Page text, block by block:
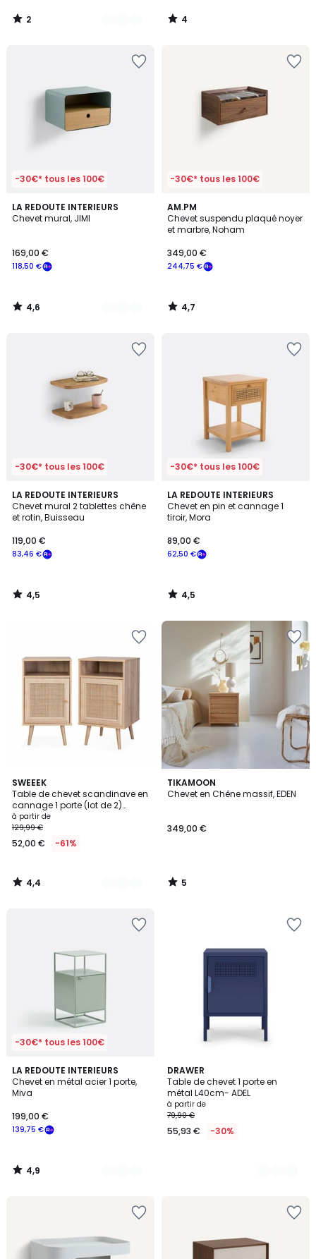
2
/
4
/
-30€* tous les 100€
LA REDOUTE INTERIEURS
Chevet mural, JIMI
118,50 €
169,00 €
4,6
/ 5
3
Couleurs
4,6
/
-30€* tous les 100€
AM.PM
Chevet suspendu plaqué noyer
et marbre, Noham
244,75 €
349,00 €
4,7
/ 5
4,7
/
-30€* tous les 100€
LA REDOUTE INTERIEURS
Chevet mural 2 tablettes chêne
et rotin, Buisseau
83,46 €
119,00 €
4,5
/ 5
4,5
/
-30€* tous les 100€
LA REDOUTE INTERIEURS
Chevet en pin et cannage 1
tiroir, Mora
62,50 €
89,00 €
4,5
/ 5
4,5
/
SWEEEK
Table de chevet scandinave en
cannage 1 porte (lot de 2)
BOHÈME
à partir de
129,99 €
52,00 € -61%
4,4
/ 5
4
Couleurs
4,4
/
TIKAMOON
Chevet en Chêne massif, EDEN
349,00 €
5
/
5
/
-30€* tous les 100€
LA REDOUTE INTERIEURS
Chevet en métal acier 1 porte,
Miva
139,75 €
199,00 €
4,9
/ 5
2
Couleurs
4,9
/
DRAWER
Table de chevet 1 porte en
métal L40cm- ADEL
à partir de
79,90 €
55,93 € -30%
4
Couleurs